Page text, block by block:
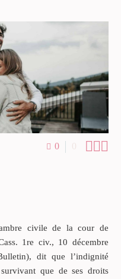
0 0 
civile de la cour de
1re civ., 10 décembre
dit que l’indignité
que de ses droits